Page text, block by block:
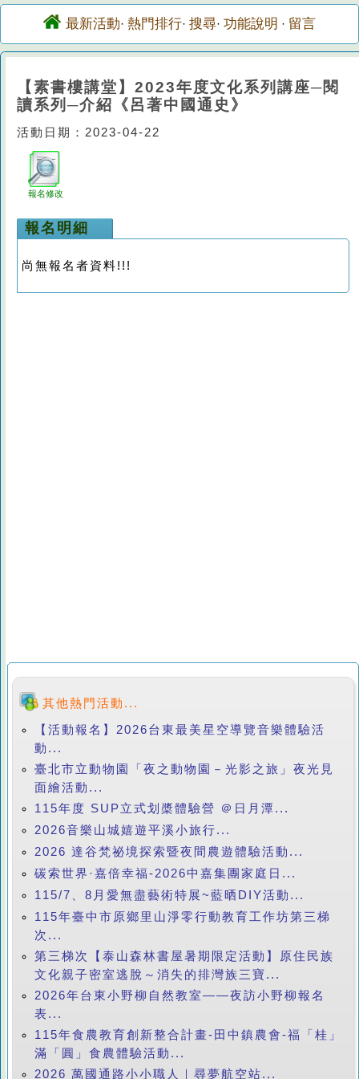
最新活動· 熱門排行· 搜尋· 功能說明 · 留言
【素書樓講堂】2023年度文化系列講座─閱
讀系列─介紹《呂著中國通史》
活動日期：2023-04-22
報名修改
報名明細
尚無報名者資料!!!
其他熱門活動...
【活動報名】2026台東最美星空導覽音樂體驗活
動...
臺北市立動物園「夜之動物園－光影之旅」夜光見
面繪活動...
115年度 SUP立式划槳體驗營 ＠日月潭...
2026音樂山城嬉遊平溪小旅行...
2026 達谷梵祕境探索暨夜間農遊體驗活動...
碳索世界·嘉倍幸福-2026中嘉集團家庭日...
115/7、8月愛無盡藝術特展~藍晒DIY活動...
115年臺中市原鄉里山淨零行動教育工作坊第三梯
次...
第三梯次【泰山森林書屋暑期限定活動】原住民族
文化親子密室逃脫～消失的排灣族三寶...
2026年台東小野柳自然教室——夜訪小野柳報名
表...
115年食農教育創新整合計畫-田中鎮農會-福「桂」
滿「圓」食農體驗活動...
2026 萬國通路小小職人｜尋夢航空站...